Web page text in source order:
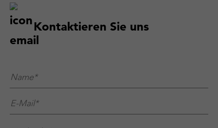
Kontaktieren Sie uns
Name**
E-Mail**